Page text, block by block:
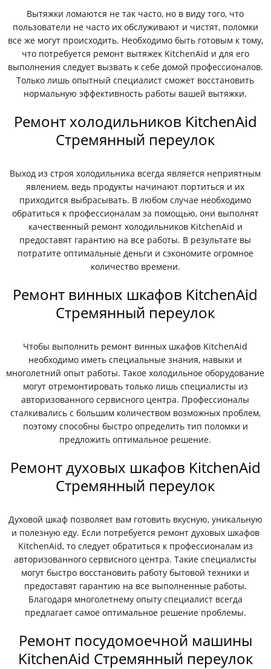
Вытяжки ломаются не так часто, но в виду того, что
пользователи не часто их обслуживают и чистят, поломки
все же могут происходить. Необходимо быть готовым к тому,
что потребуется ремонт вытяжек KitchenAid и для его
выполнения следует вызвать к себе домой профессионалов.
Только лишь опытный специалист сможет восстановить
нормальную эффективность работы вашей вытяжки.
Ремонт холодильников KitchenAid
Стремянный переулок
Выход из строя холодильника всегда является неприятным
явлением, ведь продукты начинают портиться и их
приходится выбрасывать. В любом случае необходимо
обратиться к профессионалам за помощью, они выполнят
качественный ремонт холодильников KitchenAid и
предоставят гарантию на все работы. В результате вы
потратите оптимальные деньги и сэкономите огромное
количество времени.
Ремонт винных шкафов KitchenAid
Стремянный переулок
Чтобы выполнить ремонт винных шкафов KitchenAid
необходимо иметь специальные знания, навыки и
многолетний опыт работы. Такое холодильное оборудование
могут отремонтировать только лишь специалисты из
авторизованного сервисного центра. Профессионалы
сталкивались с большим количеством возможных проблем,
поэтому способны быстро определить тип поломки и
предложить оптимальное решение.
Ремонт духовых шкафов KitchenAid
Стремянный переулок
Духовой шкаф позволяет вам готовить вкусную, уникальную
и полезную еду. Если потребуется ремонт духовых шкафов
KitchenAid, то следует обратиться к профессионалам из
авторизованного сервисного центра. Такие специалисты
могут быстро восстановить работу бытовой техники и
предоставят гарантию на все выполненные работы.
Благодаря многолетнему опыту специалист всегда
предлагает самое оптимальное решение проблемы.
Ремонт посудомоечной машины
KitchenAid Стремянный переулок